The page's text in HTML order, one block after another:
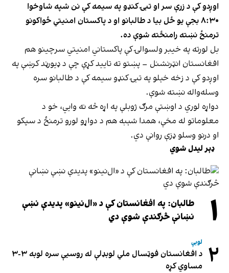
اوږدو کې د زرې سر او تبۍ کنډو په سیمه کې نن شپه شاوخوا
۸:۳۰ بجې یو ځل بیا د طالبانو او د پاکستان امنیتي ځواکونو
ترمنځ نښته رامنځته شوې ده.
بل لورته په خیبر ولسوالۍ کې پاکستاني امنیتي سرچینو هم
افغانستان انټرنشنل – پښتو ته تایید کړې چې د ډیورڼد کرښې په
اوږدو کې د زخه خېلو په تبۍ کنډو سیمه کې د طالبانو سره
وسله‌واله نښته شوې.
دواړه لوري د اوښتې مرګ ژوبلې په اړه څه نه وایي، خو د
معلوماتو له مخې، همدا شېبه هم د دواړو لورو ترمنځ د سپکو
او درنو وسلو ډزې روانې دي.
ډېر لیدل شوي
۱
طالبان: په افغانستان کې د «ال‌نینو» پدیدې نښې
نښانې څرګندې شوې دي
۲ لوبې
د افغانستان فوټسال ملي لوبډلې له روسیې سره لوبه ۳-۳
مساوي کړه